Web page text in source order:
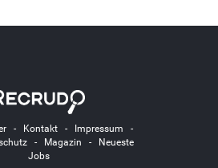
- Kontakt- Impressum -
- Magazin -
Neueste
Jobs